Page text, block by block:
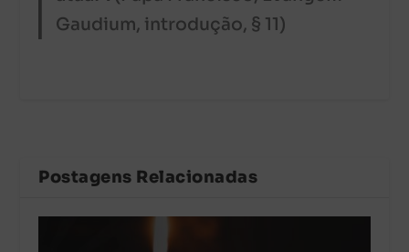
Gaudium, introdução, § 11)
Postagens Relacionadas